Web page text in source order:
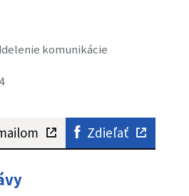
komunikácie
Zdieľať